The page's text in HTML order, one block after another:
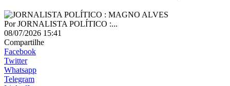
PorJORNALISTA POLÍTICO :...
08/07/2026 15:41
Compartilhe
Facebook
Twitter
Whatsapp
Telegram